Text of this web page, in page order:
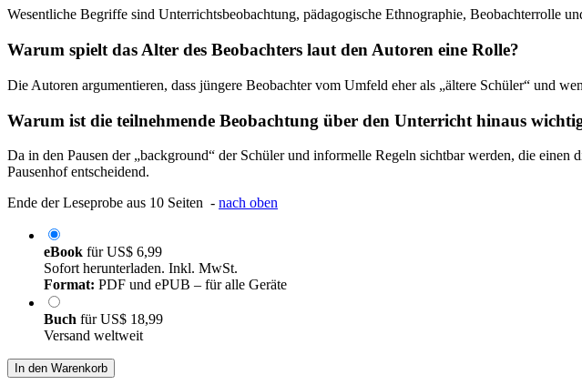
Wesentliche Begriffe sind Unterrichtsbeobachtung, pädagogische Ethnographie, Beobachterrolle
Warum spielt das Alter des Beobachters laut den Autoren eine Rolle?
Die Autoren argumentieren, dass jüngere Beobachter vom Umfeld eher als „ältere Schüler“ und
Warum ist die teilnehmende Beobachtung über den Unterricht hinaus
Da in den Pausen der „background“ der Schüler und informelle Regeln sichtbar werden, die
Pausenhof entscheidend.
Ende der Leseprobe aus 10 Seiten - nach oben
eBook fürUS$ 6,99
Sofort herunterladen. Inkl. MwSt.
Format: PDF und ePUB – für alle Geräte
Buch fürUS$ 18,99
Versand weltweit
In den Warenkorb